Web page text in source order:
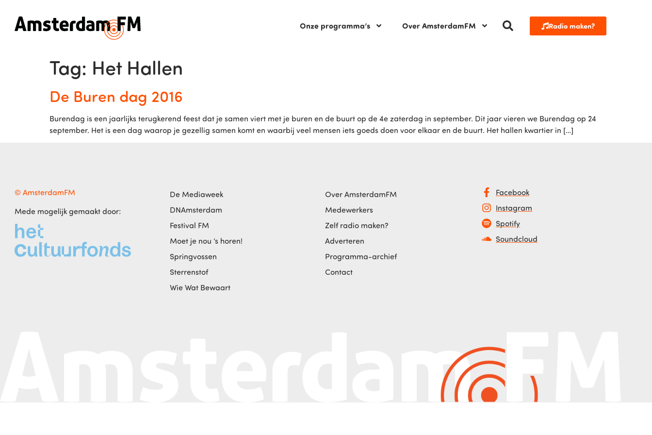
Onze programma’s Over AmsterdamFM Radio maken?
Tag: Het Hallen
De Buren dag 2016
Burendag is een jaarlijks terugkerend feest dat je samen viert met je buren en de buurt op de 4e zaterdag in september. Dit jaar vieren we Burendag op 24
september. Het is een dag waarop je gezellig samen komt en waarbij veel mensen iets goeds doen voor elkaar en de buurt. Het hallen kwartier in […]
© AmsterdamFM
Mede mogelijk gemaakt door:
De Mediaweek
DNAmsterdam
Festival FM
Moet je nou ‘s horen!
Springvossen
Sterrenstof
Wie Wat Bewaart
Over AmsterdamFM
Medewerkers
Zelf radio maken?
Adverteren
Programma-archief
Contact
Facebook
Instagram
Spotify
Soundcloud